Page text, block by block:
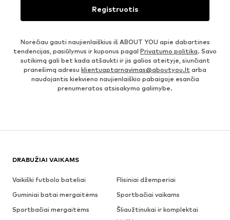
Registruotis
Norėčiau gauti naujienlaiškius iš ABOUT YOU apie dabartines
tendencijas, pasiūlymus ir kuponus pagal Privatumo politika. Savo
sutikimą gali bet kada atšaukti ir jis galios ateityje, siunčiant
pranešimą adresu klientuaptarnavimas@aboutyou.lt arba
naudojantis kiekvieno naujienlaiškio pabaigoje esančia
prenumeratos atsisakymo galimybe.
DRABUŽIAI VAIKAMS
Vaikiški futbolo bateliai
Flisiniai džemperiai
Guminiai batai mergaitėms
Sportbačiai vaikams
Sportbačiai mergaitėms
Šliaužtinukai ir komplektai